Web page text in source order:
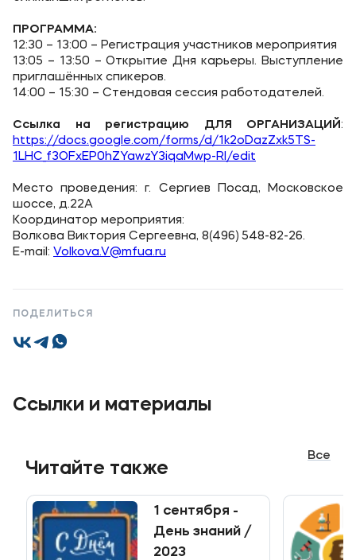
Высшее образование в МФЮА
Аспирантура
Дополнительное образование
Медиа
Новости ВУЗа
Контакты
Полезное
Об образовательной организации
Банковские реквизиты
ПРОГРАММА:
12:30 – 13:00 – Регистрация участников мероприятия
13:05 – 13:50 – Открытие Дня карьеры. Выступление
приглашённых спикеров.
14:00 – 15:30 – Стендовая сессия работодателей.
Ссылка на регистрацию ДЛЯ ОРГАНИЗАЦИЙ:
https://docs.google.com/forms/d/1k2oDazZxk5TS-
1LHC_f3OFxEP0hZYawzY3iqaMwp-RI/edit
Место проведения: г. Сергиев Посад, Московское
шоссе, д.22А
Координатор мероприятия:
Волкова Виктория Сергеевна, 8(496) 548-82-26.
E-mail: Volkova.V@mfua.ru
ПОДЕЛИТЬСЯ
Ссылки и материалы
Читайте также
Все
1 сентября -
День знаний /
2023